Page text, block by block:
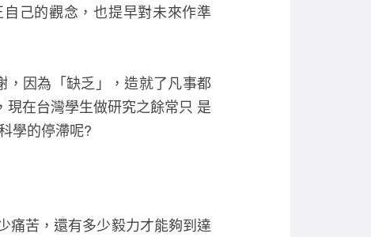
己的觀念，也提早對未來作準
因為「缺乏」，造就了凡事都
在台灣學生做研究之餘常只 是
學的停滯呢?
痛苦，還有多少毅力才能夠到達